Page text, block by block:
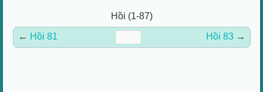
Hồi (1-87)
← Hồi 81 Hồi 83 →